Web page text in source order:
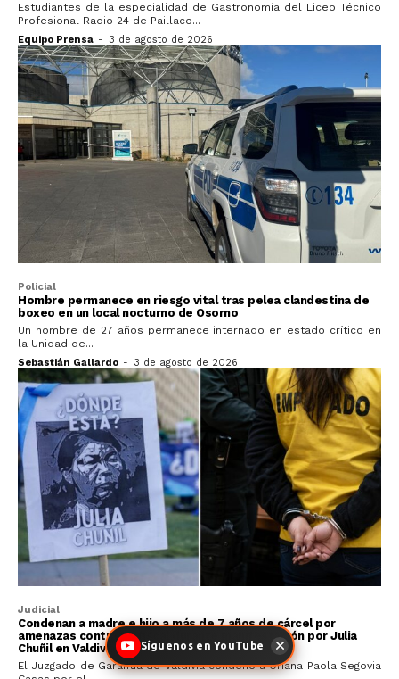
Estudiantes de la especialidad de Gastronomía del Liceo Técnico
Profesional Radio 24 de Paillaco...
Equipo Prensa - 3 de agosto de 2026
Policial
Hombre permanece en riesgo vital tras pelea clandestina de
boxeo en un local nocturno de Osorno
Un hombre de 27 años permanece internado en estado crítico en
la Unidad de...
Sebastián Gallardo - 3 de agosto de 2026
Judicial
Condenan a madre e hijo a más de 7 años de cárcel por
amenazas contra un fiscal durante manifestación por Julia
Chuñil en Valdivia
El Juzgado de Garantía de Valdivia condenó a Oriana Paola Segovia
Síguenos en YouTube